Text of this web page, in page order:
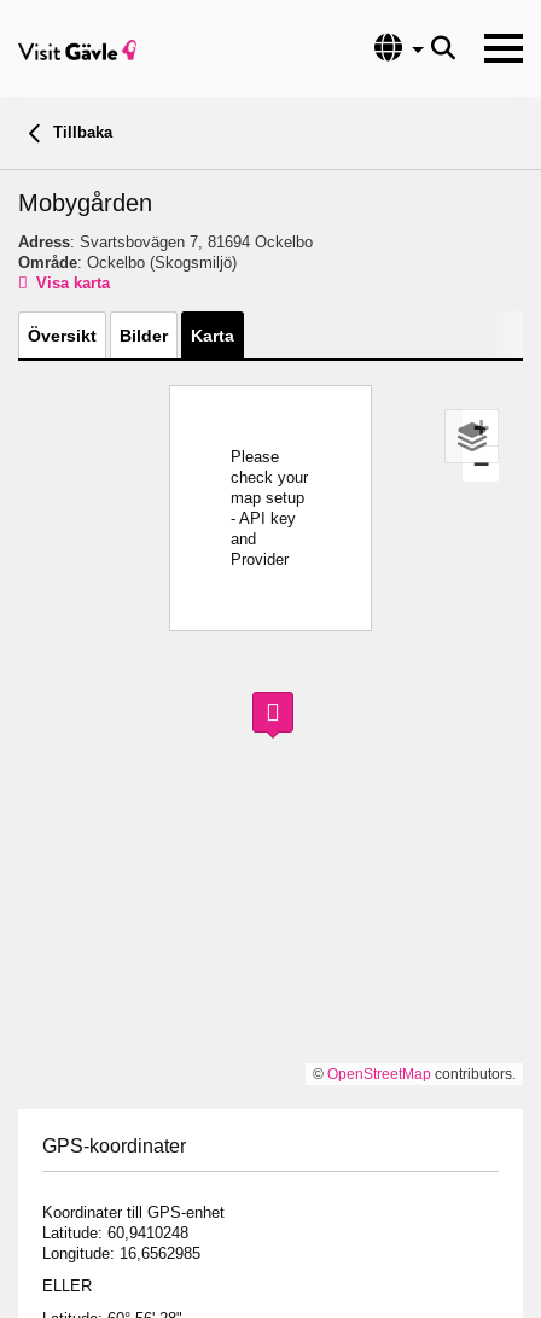
Språk
Tillbaka
Mobygården
Adress: Svartsbovägen 7, 81694 Ockelbo
Område: Ockelbo (Skogsmiljö)
Visa karta
Översikt Bilder Karta
Please
check your
map setup
- API key
and
Provider
© OpenStreetMap contributors.
+
−
GPS-koordinater
Koordinater till GPS-enhet
Latitude: 60,9410248
Longitude: 16,6562985
ELLER